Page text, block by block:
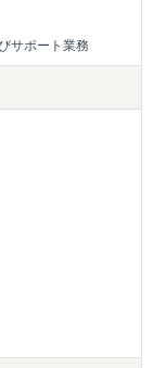
サポート業務